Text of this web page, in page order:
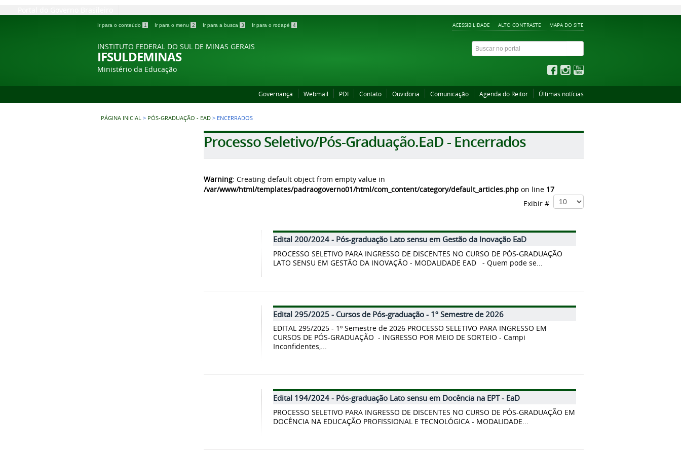
Ir para o conteúdo 1 Ir para o menu 2 Ir para a busca 3 Ir para o rodapé 4 ACESSIBILIDADE ALTO CONTRASTE MAPA DO SITE
INSTITUTO FEDERAL DO SUL DE MINAS GERAIS
IFSULDEMINAS
Ministério da Educação
Governança Webmail PDI Contato Ouvidoria Comunicação Agenda do Reitor Últimas notícias
PÁGINA INICIAL > PÓS-GRADUAÇÃO - EAD > ENCERRADOS
Processo Seletivo/Pós-Graduação.EaD - Encerrados
Warning: Creating default object from empty value in
/var/www/html/templates/padraogoverno01/html/com_content/category/default_articles.php on line 17
Exibir #
Edital 200/2024 - Pós-graduação Lato sensu em Gestão da Inovação EaD
PROCESSO SELETIVO PARA INGRESSO DE DISCENTES NO CURSO DE PÓS-GRADUAÇÃO
LATO SENSU EM GESTÃO DA INOVAÇÃO - MODALIDADE EAD - Quem pode se...
Edital 295/2025 - Cursos de Pós-graduação - 1º Semestre de 2026
EDITAL 295/2025 - 1º Semestre de 2026 PROCESSO SELETIVO PARA INGRESSO EM
CURSOS DE PÓS-GRADUAÇÃO - INGRESSO POR MEIO DE SORTEIO - Campi
Inconfidentes,...
Edital 194/2024 - Pós-graduação Lato sensu em Docência na EPT - EaD
PROCESSO SELETIVO PARA INGRESSO DE DISCENTES NO CURSO DE PÓS-GRADUAÇÃO EM
DOCÊNCIA NA EDUCAÇÃO PROFISSIONAL E TECNOLÓGICA - MODALIDADE...